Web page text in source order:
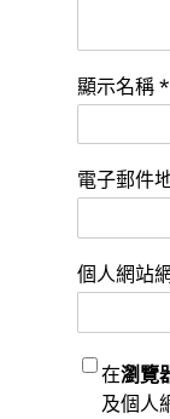
顯示名稱 *
電子郵件
個人網站
在瀏覽
及個人